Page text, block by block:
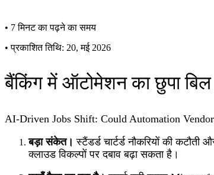
• 7 मिनट का पढ़ने का समय
• प्रकाशित तिथि: 20, मई 2026
बैंकिंग में ऑटोमेशन का छुपा बिल
AI-Driven Jobs Shift: Could Automation
बड़ा संकेत। स्टैंडर्ड चार्टर्ड नौकरियों की
क्लाउड विकल्पों पर दबाव बढ़ा सकता है।